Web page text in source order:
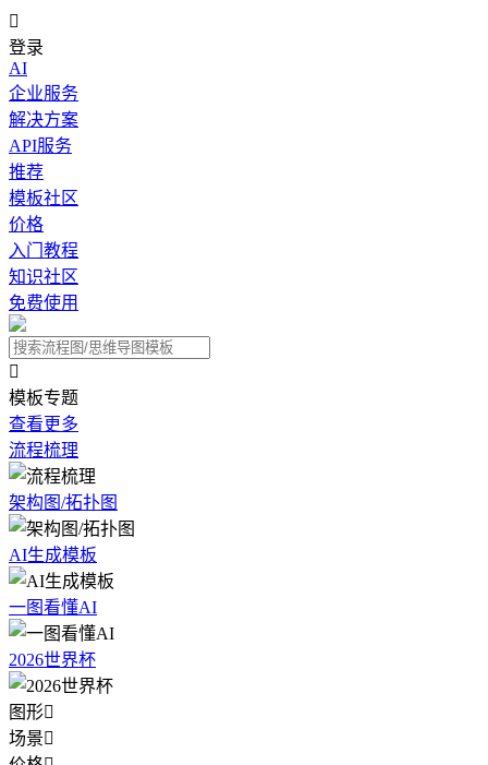

登录
AI
企业服务
解决方案
API服务
推荐
模板社区
价格
入门教程
知识社区
免费使用

模板专题
查看更多
流程梳理
架构图/拓扑图
AI生成模板
一图看懂AI
2026世界杯
图形
场景